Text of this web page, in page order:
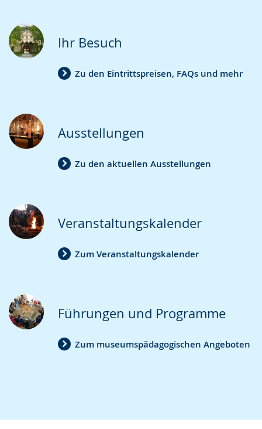
wechseln.
Deutscher
Gebärdensprache
wird
Ihr Besuch
Zu den Eintrittspreisen, FAQs und mehr
Ausstellungen
Zu den aktuellen Ausstellungen
Veranstaltungskalender
Zum Veranstaltungskalender
Führungen und Programme
Zum museumspädagogischen Angeboten